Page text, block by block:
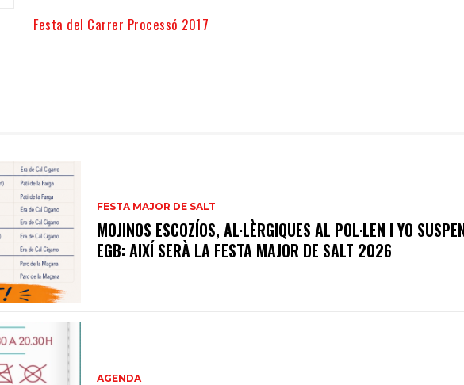
Festa del Carrer Processó 2017
FESTA MAJOR DE SALT
MOJINOS ESCOZÍOS, AL·LÈRGIQUES AL POL·LEN I YO
EGB: AIXÍ SERÀ LA FESTA MAJOR DE SALT 2026
AGENDA